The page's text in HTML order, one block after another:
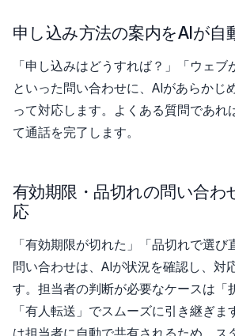
申し込み方法の案内をAIが自
「申し込みはどうすれば？」「ウェブ
といった問い合わせに、AIがあらかじ
って対応します。よくある質問であれ
て通話を完了します。
有効期限・品切れの問い合わ
応
「有効期限が切れた」「品切れで選び
問い合わせは、AIが状況を確認し、対
す。担当者の判断が必要なケースは「
「有人転送」でスムーズに引き継ぎま